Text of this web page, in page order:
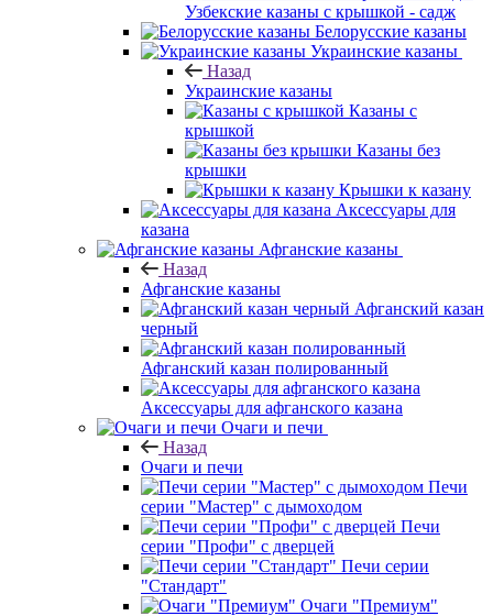
Узбекские казаны с крышкой - садж
Белорусские казаны
Украинские казаны
Назад
Украинские казаны
Казаны с
крышкой
Казаны без
крышки
Крышки к казану
Аксессуары для
казана
Афганские казаны
Назад
Афганские казаны
Афганский казан
черный
Афганский казан полированный
Аксессуары для афганского казана
Очаги и печи
Назад
Очаги и печи
Печи
серии "Мастер" с дымоходом
Печи
серии "Профи" с дверцей
Печи серии
"Стандарт"
Очаги "Премиум"